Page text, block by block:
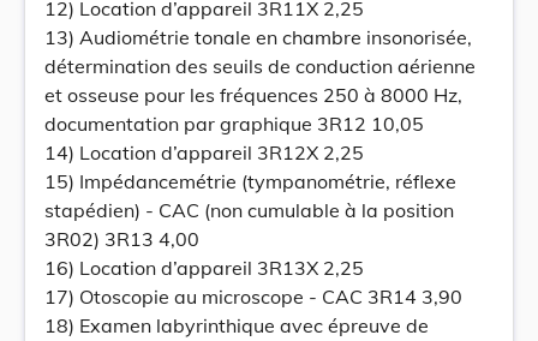
12) Location d’appareil 3R11X 2,25
13) Audiométrie tonale en chambre insonorisée,
détermination des seuils de conduction aérienne
et osseuse pour les fréquences 250 à 8000 Hz,
documentation par graphique 3R12 10,05
14) Location d’appareil 3R12X 2,25
15) Impédancemétrie (tympanométrie, réflexe
stapédien) - CAC (non cumulable à la position
3R02) 3R13 4,00
16) Location d’appareil 3R13X 2,25
17) Otoscopie au microscope - CAC 3R14 3,90
18) Examen labyrinthique avec épreuve de